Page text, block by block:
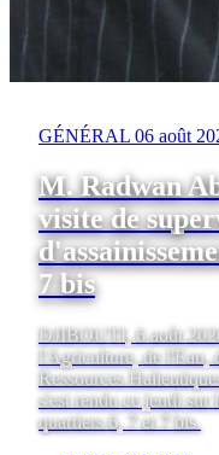
GÉNÉRAL 06 août
M. Radwan
visite de
7 bis
DJIBOUTI, 6 août
l'Agriculture, de l'Eau,
Ressources
s'est rendu ce jeudi sur
quartiers 6, 7 et 7 bis.